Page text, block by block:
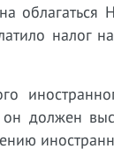
облагаться
налог
должен